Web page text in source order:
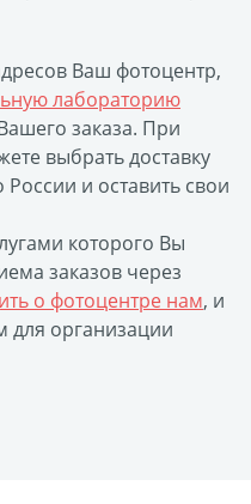
Ваш фотоцентр,
лабораторию
заказа. При
выбрать доставку
и оставить свои
которого Вы
заказов через
о фотоцентре нам, и
для организации